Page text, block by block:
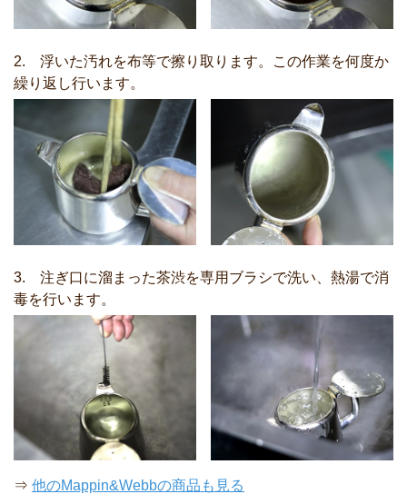
2. 浮いた汚れを布等で擦り取ります。この作業を何度か
繰り返し行います。
3. 注ぎ口に溜まった茶渋を専用ブラシで洗い、熱湯で消
毒を行います。
⇒ 他のMappin&Webbの商品も見る